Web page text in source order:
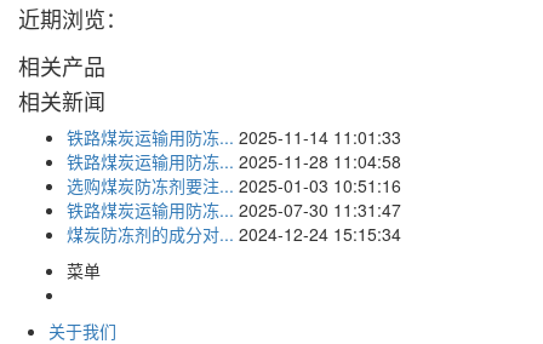
近期浏览：
相关产品
相关新闻
铁路煤炭运输用防冻... 2025-11-14 11:01:33
铁路煤炭运输用防冻... 2025-11-28 11:04:58
选购煤炭防冻剂要注... 2025-01-03 10:51:16
铁路煤炭运输用防冻... 2025-07-30 11:31:47
煤炭防冻剂的成分对... 2024-12-24 15:15:34
菜单
关于我们